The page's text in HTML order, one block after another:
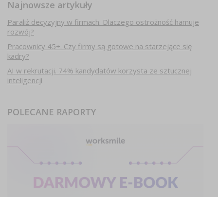
Najnowsze artykuły
Paraliż decyzyjny w firmach. Dlaczego ostrożność hamuje
rozwój?
Pracownicy 45+. Czy firmy są gotowe na starzejące się
kadry?
AI w rekrutacji. 74% kandydatów korzysta ze sztucznej
inteligencji
POLECANE RAPORTY